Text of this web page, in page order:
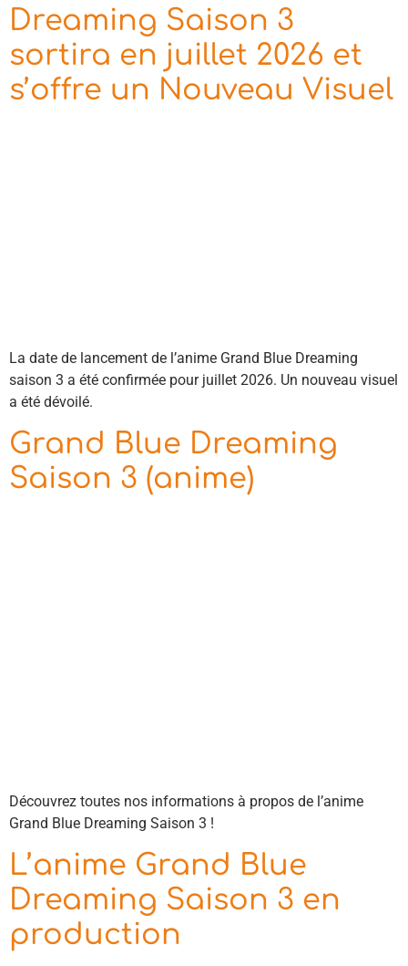
Dreaming Saison 3
sortira en juillet 2026 et
s’offre un Nouveau Visuel
La date de lancement de l’anime Grand Blue Dreaming
saison 3 a été confirmée pour juillet 2026. Un nouveau visuel
a été dévoilé.
Grand Blue Dreaming
Saison 3 (anime)
Découvrez toutes nos informations à propos de l’anime
Grand Blue Dreaming Saison 3 !
L’anime Grand Blue
Dreaming Saison 3 en
production